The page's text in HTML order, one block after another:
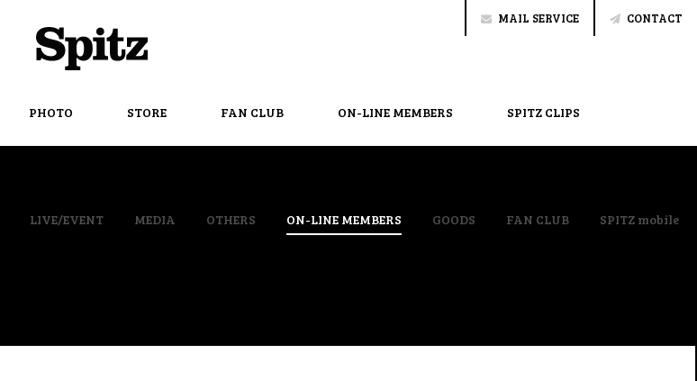
PHOTO STORE FAN CLUB ON-LINE MEMBERS SPITZ CLIPS
MAIL SERVICE CONTACT
LIVE/EVENT MEDIA OTHERS ON-LINE MEMBERS GOODS FAN CLUB SPITZ mobile